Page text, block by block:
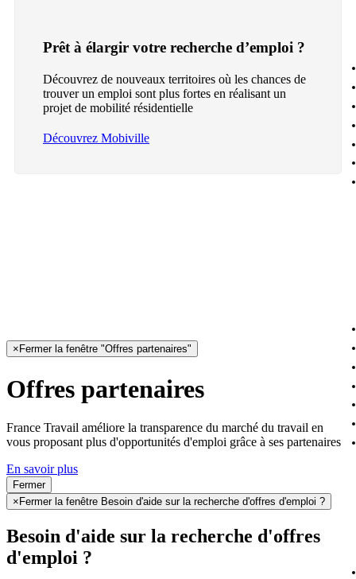
Prêt à élargir votre recherche d’emploi ?
Découvrez de nouveaux territoires où les chances de
trouver un emploi sont plus fortes en réalisant un
projet de mobilité résidentielle
Découvrez Mobiville
× Fermer la fenêtre "Offres partenaires"
Offres partenaires
France Travail améliore la transparence du marché du travail en
vous proposant plus d'opportunités d'emploi grâce à ses partenaires
En savoir plus
Fermer
× Fermer la fenêtre Besoin d'aide sur la recherche d'offres d'emploi ?
Besoin d'aide sur la recherche d'offres
d'emploi ?